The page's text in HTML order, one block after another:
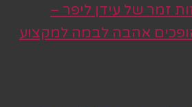
זמר של עידן ליפר –
אהבה לבמה למקצוע